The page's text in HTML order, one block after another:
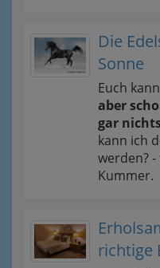
Die
Sonne
Euch
aber
gar
kann ich
werden?
Kummer.
richtige